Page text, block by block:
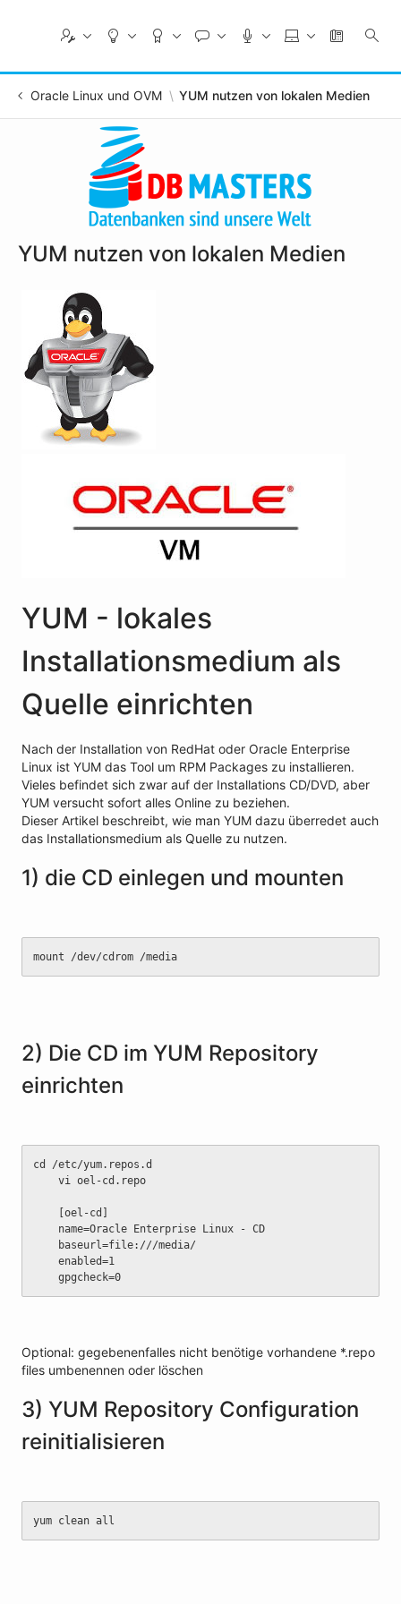
Oracle Linux und OVM YUM nutzen von lokalen Medien
YUM nutzen von lokalen Medien
YUM - lokales
Installationsmedium als
Quelle einrichten
Nach der Installation von RedHat oder Oracle Enterprise
Linux ist YUM das Tool um RPM Packages zu installieren.
Vieles befindet sich zwar auf der Installations CD/DVD, aber
YUM versucht sofort alles Online zu beziehen.
Dieser Artikel beschreibt, wie man YUM dazu überredet auch
das Installationsmedium als Quelle zu nutzen.
1) die CD einlegen und mounten
mount /dev/cdrom /media
2) Die CD im YUM Repository
einrichten
cd /etc/yum.repos.d
	vi oel-cd.repo
	[oel-cd]
	name=Oracle Enterprise Linux - CD
	baseurl=file:///media/
	enabled=1
	gpgcheck=0
Optional: gegebenenfalles nicht benötige vorhandene *.repo
files umbenennen oder löschen
3) YUM Repository Configuration
reinitialisieren
yum clean all